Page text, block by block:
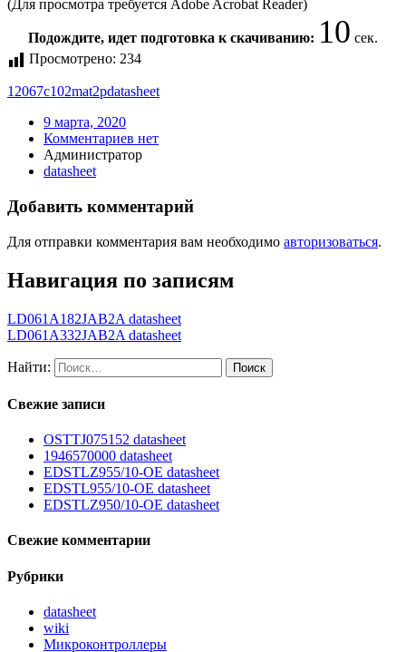
(Для просмотра требуется Adobe Acrobat Reader)
Подождите, идет подготовка к скачиванию: 10 сек.
Просмотрено: 234
12067c102mat2pdatasheet
9 марта, 2020
Комментариев нет
Администратор
datasheet
Добавить комментарий
Для отправки комментария вам необходимо авторизоваться.
Навигация по записям
LD061A182JAB2A datasheet
LD061A332JAB2A datasheet
Найти:
Свежие записи
OSTTJ075152 datasheet
1946570000 datasheet
EDSTLZ955/10-OE datasheet
EDSTL955/10-OE datasheet
EDSTLZ950/10-OE datasheet
Свежие комментарии
Рубрики
datasheet
wiki
Микроконтроллеры